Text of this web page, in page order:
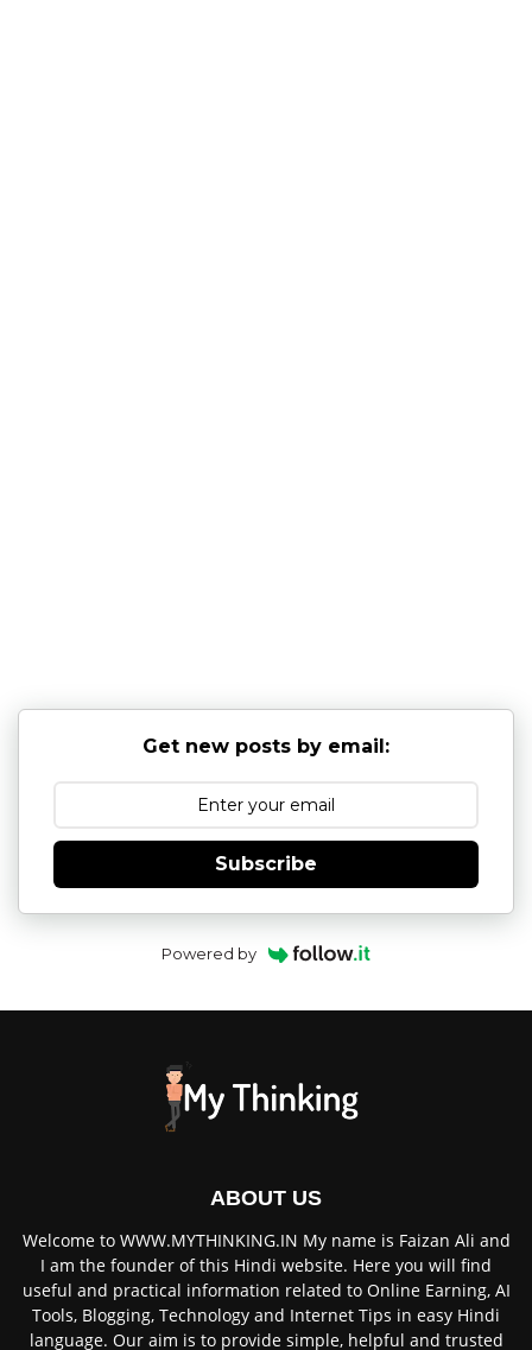
Get new posts by email:
Subscribe
Powered by
ABOUT US
Welcome to WWW.MYTHINKING.IN⁠ My name is Faizan Ali and
I am the founder of this Hindi website. Here you will find
useful and practical information related to Online Earning, AI
Tools, Blogging, Technology and Internet Tips in easy Hindi
language. Our aim is to provide simple, helpful and trusted